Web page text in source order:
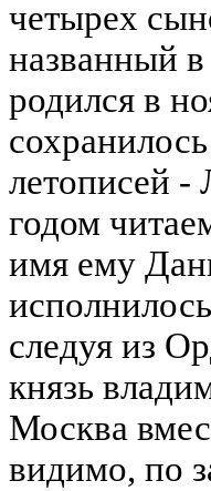
четырех
названный
родился в
летописей -
годом
имя ему
следуя из
князь
Москва
видимо, по